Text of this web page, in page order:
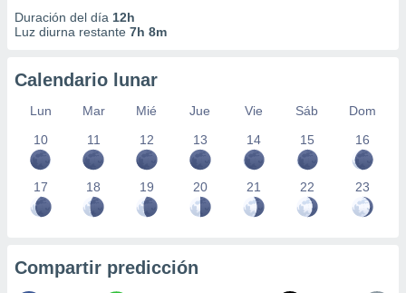
Duración del día 12h
Luz diurna restante 7h 8m
Calendario lunar
Lun Mar Mié Jue Vie Sáb
Dom
10
11 12 13 14 15 16
17 18 19 20 21 22 23
Compartir predicción